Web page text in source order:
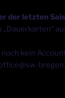
der letzten
kein